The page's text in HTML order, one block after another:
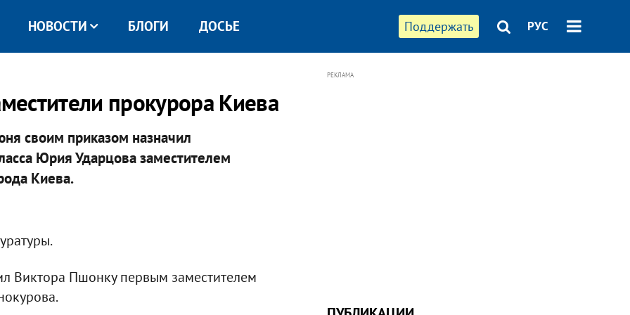
Поддержать РУС
НОВОСТИ БЛОГИ ДОСЬЕ
прокурора Киева
своим приказом назначил
Юрия Ударцова заместителем
Киева.
Виктора Пшонку первым заместителем
РЕКЛАМА